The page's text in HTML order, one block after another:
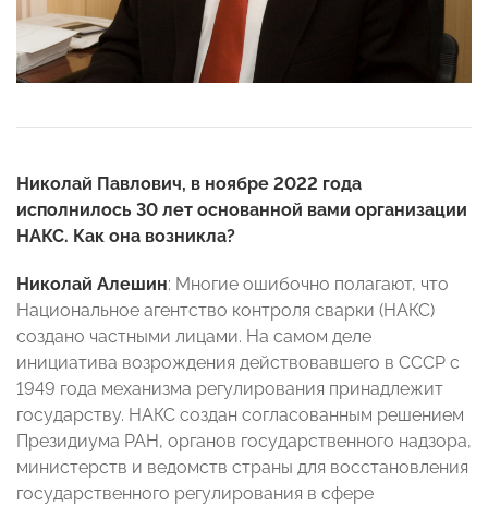
Николай Павлович, в ноябре 2022 года
исполнилось 30 лет основанной вами организации
НАКС. Как она возникла?
Николай Алешин: Многие ошибочно полагают, что
Национальное агентство контроля сварки (НАКС)
создано частными лицами. На самом деле
инициатива возрождения действовавшего в СССР с
1949 года механизма регулирования принадлежит
государству. НАКС создан согласованным решением
Президиума РАН, органов государственного надзора,
министерств и ведомств страны для восстановления
государственного регулирования в сфере